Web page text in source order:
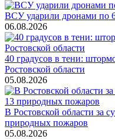
ВСУ ударили дронами по
06.08.2026
40 градусов в тени:
Ростовской области
05.08.2026
В Ростовской области за
природных пожаров
05.08.2026